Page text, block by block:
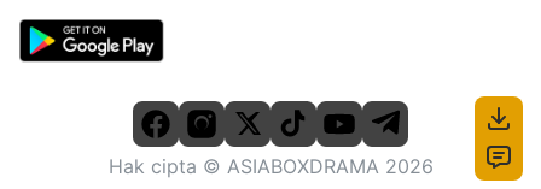
Hak cipta © ASIABOXDRAMA 2026